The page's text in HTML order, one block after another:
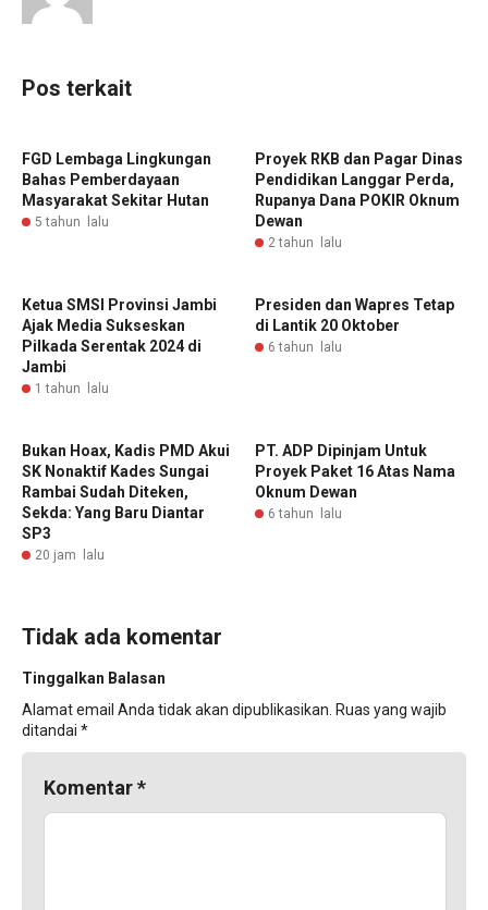
Pos terkait
FGD Lembaga Lingkungan
Bahas Pemberdayaan
Masyarakat Sekitar Hutan
5 tahun lalu
Proyek RKB dan Pagar Dinas
Pendidikan Langgar Perda,
Rupanya Dana POKIR Oknum
Dewan
2 tahun lalu
Ketua SMSI Provinsi Jambi
Ajak Media Sukseskan
Pilkada Serentak 2024 di
Jambi
1 tahun lalu
Presiden dan Wapres Tetap
di Lantik 20 Oktober
6 tahun lalu
Bukan Hoax, Kadis PMD Akui
SK Nonaktif Kades Sungai
Rambai Sudah Diteken,
Sekda: Yang Baru Diantar
SP3
20 jam lalu
PT. ADP Dipinjam Untuk
Proyek Paket 16 Atas Nama
Oknum Dewan
6 tahun lalu
Tidak ada komentar
Tinggalkan Balasan
Alamat email Anda tidak akan dipublikasikan. Ruas yang wajib
ditandai *
Komentar*